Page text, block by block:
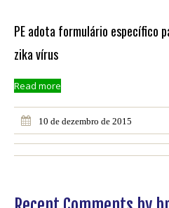
PE adota formulário específico
zika vírus
Read more
10 de dezembro de 2015